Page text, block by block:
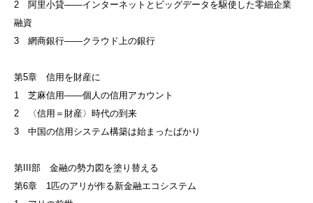
2 阿里小貸——インターネットとビッグデータを駆使した零細企業
融資
3 網商銀行——クラウド上の銀行
第5章 信用を財産に
1 芝麻信用——個人の信用アカウント
2 〈信用＝財産〉時代の到来
3 中国の信用システム構築は始まったばかり
第III部 金融の勢力図を塗り替える
第6章 1匹のアリが作る新金融エコシステム